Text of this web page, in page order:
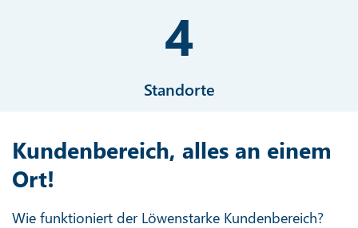
4
Standorte
Kundenbereich, alles an einem
Ort!
Wie funktioniert der Löwenstarke Kundenbereich?